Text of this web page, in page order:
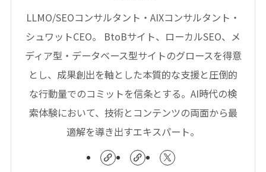
LLMO/SEOコンサルタント・AIXコンサルタント・
シュワットCEO。 BtoBサイト、ローカルSEO、メ
ディア型・データベース型サイトのグロースを得意
とし、成果創出を軸とした本質的な支援と圧倒的
な行動量でのコミットを信条とする。AI時代の検
索体験において、技術とコンテンツの両面から最
適解を導き出すエキスパート。